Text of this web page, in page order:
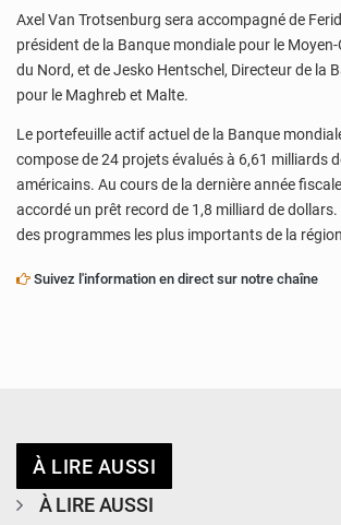
Axel Van Trotsenburg sera accompagné de
président de la Banque mondiale pour le Moyen-
du Nord, et de Jesko Hentschel, Directeur de la
pour le Maghreb et Malte.
Le portefeuille actif actuel de la Banque
compose de 24 projets évalués à 6,61 milliards
américains. Au cours de la dernière année
accordé un prêt record de 1,8 milliard de dollars.
des programmes les plus importants de la
Suivez l'information en direct sur notre chaîne
À LIRE AUSSI
À LIRE AUSSI